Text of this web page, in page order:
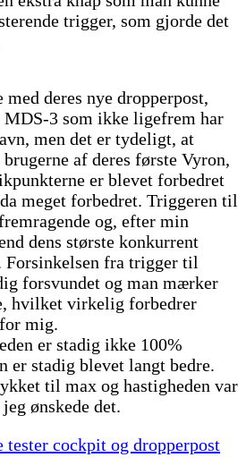
trigger, som gjorde det
med deres nye dropperpost,
MDS-3 som ikke ligefrem har
men det er tydeligt, at
af deres første Vyron,
er blevet forbedret
meget forbedret. Triggeren til
og, efter min
dens største konkurrent
Forsinkelsen fra trigger til
forsvundet og man mærker
hvilket virkelig forbedrer
mig.
er stadig ikke 100%
er stadig blevet langt bedre.
til max og hastigheden var
ønskede det.
tester cockpit og dropperpost